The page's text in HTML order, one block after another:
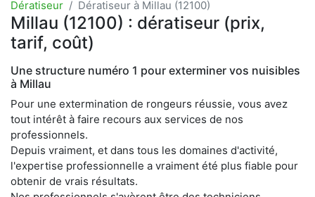
Dératiseur Dératiseur à Millau (12100)
Millau (12100) : dératiseur (prix,
tarif, coût)
Une structure numéro 1 pour exterminer vos nuisibles
à Millau
Pour une extermination de rongeurs réussie, vous avez
tout intérêt à faire recours aux services de nos
professionnels.
Depuis vraiment, et dans tous les domaines d'activité,
l'expertise professionnelle a vraiment été plus fiable pour
obtenir de vrais résultats.